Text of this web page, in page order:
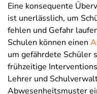
Eine konsequente
ist unerlässlich, um
fehlen und Gefahr
Schulen können einen
um gefährdete Schüler
frühzeitige
Lehrer und
Abwesenheitsmuster